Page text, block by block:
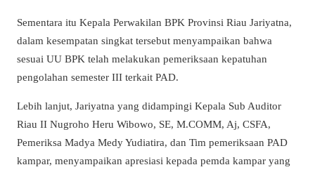
Sementara itu Kepala Perwakilan BPK Provinsi Riau Jariyatna,
dalam kesempatan singkat tersebut menyampaikan bahwa
sesuai UU BPK telah melakukan pemeriksaan kepatuhan
pengolahan semester III terkait PAD.
Lebih lanjut, Jariyatna yang didampingi Kepala Sub Auditor
Riau II Nugroho Heru Wibowo, SE, M.COMM, Aj, CSFA,
Pemeriksa Madya Medy Yudiatira, dan Tim pemeriksaan PAD
kampar, menyampaikan apresiasi kepada pemda kampar yang